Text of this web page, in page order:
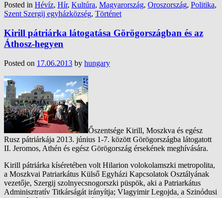
Posted in Hévíz, Hír, Kultúra, Magyarország, Oroszország, Politika,
Szent Szergij egyházközség, Történet
Kirill pátriárka látogatása Görögországban és az
Áthosz-hegyen
Posted on 17.06.2013 by hungary
Őszentsége Kirill, Moszkva és egész
Rusz pátriárkája 2013. június 1-7. között Görögországba látogatott
II. Jeromos, Athén és egész Görögország érsekének meghívására.
Kirill pátriárka kíséretében volt Hilarion volokolamszki metropolita,
a Moszkvai Patriarkátus Külső Egyházi Kapcsolatok Osztályának
vezetője, Szergij szolnyecsnogorszki püspök, aki a Patriarkátus
Adminisztratív Titkárságát irányítja; Vlagyimir Legojda, a Szinódusi